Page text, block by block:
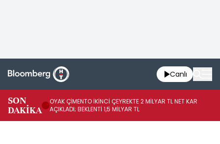
Canlı
SON
DAKİKA
OYAK ÇİMENTO İKİNCİ ÇEYREKTE 2 MİLYAR TL NET KAR
AÇIKLADI; BEKLENTİ 1,5 MİLYAR TL